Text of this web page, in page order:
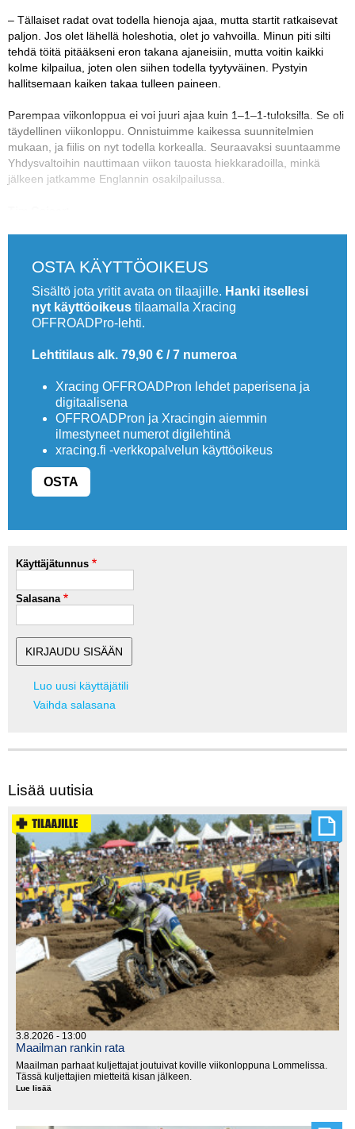
– Tällaiset radat ovat todella hienoja ajaa, mutta startit ratkaisevat
paljon. Jos olet lähellä holeshotia, olet jo vahvoilla. Minun piti silti
tehdä töitä pitääkseni eron takana ajaneisiin, mutta voitin kaikki
kolme kilpailua, joten olen siihen todella tyytyväinen. Pystyin
hallitsemaan kaiken takaa tulleen paineen.
Parempaa viikonloppua ei voi juuri ajaa kuin 1–1–1-tuloksilla. Se oli
täydellinen viikonloppu. Onnistuimme kaikessa suunnitelmien
mukaan, ja fiilis on nyt todella korkealla. Seuraavaksi suuntaamme
Yhdysvaltoihin nauttimaan viikon tauosta hiekkaradoilla, minkä
jälkeen jatkamme Englannin osakilpailussa.
OSTA KÄYTTÖOIKEUS
Sisältö jota yritit avata on tilaajille. Hanki itsellesi
nyt käyttöoikeus tilaamalla Xracing
OFFROADPro-lehti.
Lehtitilaus alk. 79,90 € / 7 numeroa
Xracing OFFROADPron lehdet paperisena ja
digitaalisena
OFFROADPron ja Xracingin aiemmin
ilmestyneet numerot digilehtinä
xracing.fi -verkkopalvelun käyttöoikeus
OSTA
Käyttäjätunnus
Salasana
Luo uusi käyttäjätili
Vaihda salasana
Lisää uutisia
3.8.2026 - 13:00
Maailman rankin rata
Maailman parhaat kuljettajat joutuivat koville viikonloppuna Lommelissa.
Tässä kuljettajien mietteitä kisan jälkeen.
Lue lisää